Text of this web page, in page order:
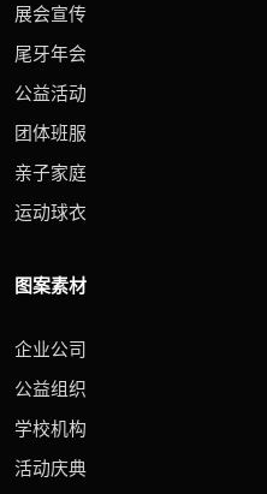
展会宣传
尾牙年会
公益活动
团体班服
亲子家庭
运动球衣
图案素材
企业公司
公益组织
学校机构
活动庆典